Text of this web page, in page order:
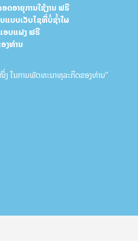
ອາ​ຍຸການ​ໃຊ້​ງານ ຟ​ຣີ
ແບບ​ເວັບ​ໄຊທີ່​ບໍ່​ຊ້ຳ​ໃຜ
ອບ​ແຝງ ຟ​ຣີ
ງທ່ານ
ໃນການພັດທະນາທຸລະກິດຂອງທ່ານ"